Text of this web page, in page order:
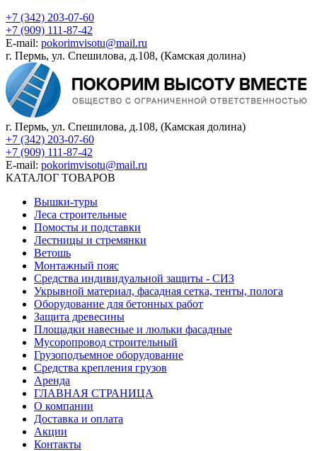
+7 (342) 203-07-60
+7 (909) 111-87-42
E-mail: pokorimvisotu@mail.ru
г. Пермь, ул. Спешилова, д.108, (Камская долина)
г. Пермь, ул. Спешилова, д.108, (Камская долина)
+7 (342) 203-07-60
+7 (909) 111-87-42
E-mail: pokorimvisotu@mail.ru
КАТАЛОГ ТОВАРОВ
Вышки-туры
Леса строительные
Помосты и подставки
Лестницы и стремянки
Ветошь
Монтажный пояс
Средства индивидуальной защиты - СИЗ
Укрывной материал, фасадная сетка, тенты, полога
Оборудование для бетонных работ
Защита древесины
Площадки навесные и люльки фасадные
Мусоропровод строительный
Грузоподъемное оборудование
Средства крепления грузов
Аренда
ГЛАВНАЯ СТРАНИЦА
О компании
Доставка и оплата
Акции
Контакты